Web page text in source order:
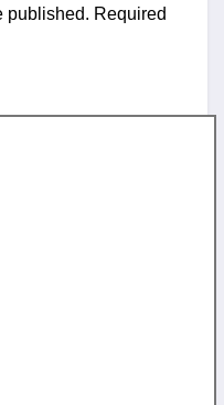
published. Required